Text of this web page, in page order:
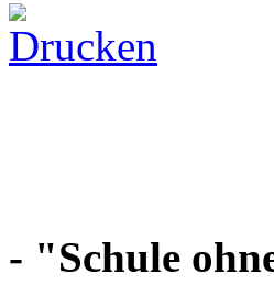
- "Schule